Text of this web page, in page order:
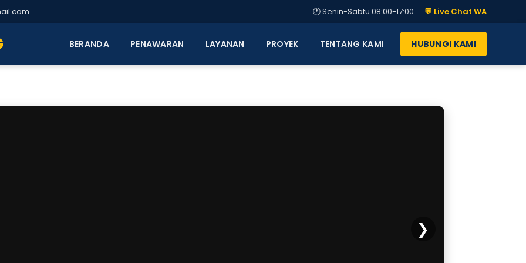
🕐 Senin-Sabtu 08:00-17:00 💬 Live Chat WA
BERANDA PENAWARAN LAYANAN PROYEK TENTANG KAMI HUBUNGI KAMI
❯